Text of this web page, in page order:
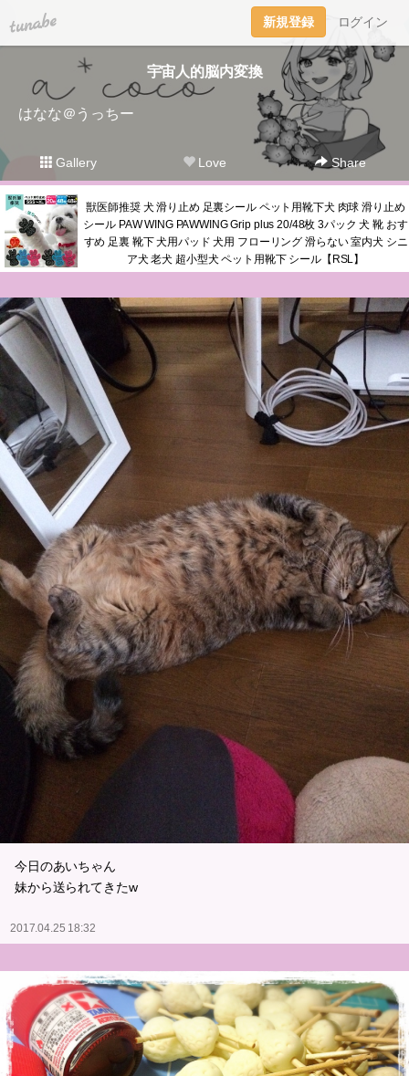
tuna.be 新規登録 ログイン
宇宙人的脳内変換
はなな＠うっちー
Gallery Love Share
獣医師推奨 犬 滑り止め 足裏シール ペット用靴下犬 肉球 滑り止め
シール PAW WING PAWWING Grip plus 20/48枚 3パック 犬 靴 おす
すめ 足裏 靴下 犬用パッド 犬用 フローリング 滑らない 室内犬 シニ
ア犬 老犬 超小型犬 ペット用靴下 シール【RSL】
今日のあいちゃん
妹から送られてきたw
2017.04.25 18:32